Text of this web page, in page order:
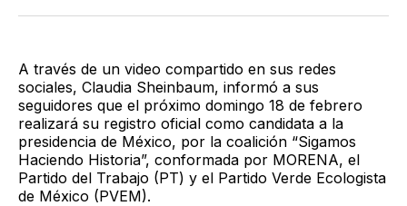
TwitterFacebook
LinkedIn
Email
A través de un video compartido en sus redes
sociales, Claudia Sheinbaum, informó a sus
seguidores que el próximo domingo 18 de febrero
realizará su registro oficial como candidata a la
presidencia de México, por la coalición “Sigamos
Haciendo Historia”, conformada por MORENA, el
Partido del Trabajo (PT) y el Partido Verde Ecologista
de México (PVEM).